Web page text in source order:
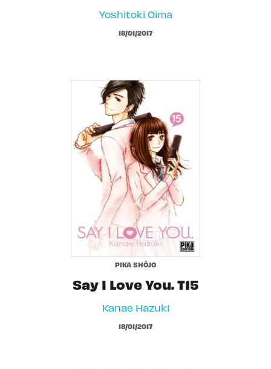
Yoshitoki Oima
18/01/2017
PIKA SHÔJO
Say I Love You. T15
Kanae Hazuki
18/01/2017